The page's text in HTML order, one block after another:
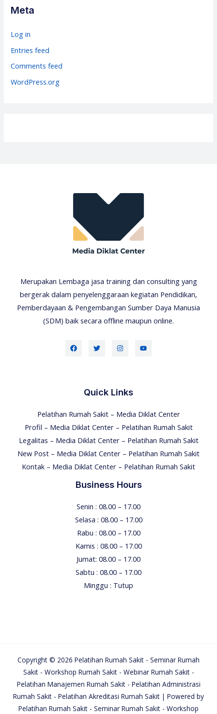
r
i
Meta
Log in
Entries feed
Comments feed
WordPress.org
Merupakan Lembaga jasa training dan consulting yang
bergerak dalam penyelenggaraan kegiatan Pendidikan,
Pemberdayaan & Pengembangan Sumber Daya Manusia
(SDM) baik secara offline maupun online.
Quick Links
Pelatihan Rumah Sakit – Media Diklat Center
Profil – Media Diklat Center – Pelatihan Rumah Sakit
Legalitas – Media Diklat Center – Pelatihan Rumah Sakit
New Post – Media Diklat Center – Pelatihan Rumah Sakit
Kontak – Media Diklat Center – Pelatihan Rumah Sakit
Business Hours
Senin : 08.00 – 17.00
Selasa : 08.00 – 17.00
Rabu : 08.00 – 17.00
Kamis : 08.00 – 17.00
Jumat: 08.00 – 17.00
Sabtu : 08.00 – 17.00
Minggu : Tutup
Copyright © 2026 Pelatihan Rumah Sakit - Seminar Rumah
Sakit - Workshop Rumah Sakit - Webinar Rumah Sakit -
Pelatihan Manajemen Rumah Sakit - Pelatihan Administrasi
Rumah Sakit - Pelatihan Akreditasi Rumah Sakit | Powered by
Pelatihan Rumah Sakit - Seminar Rumah Sakit - Workshop